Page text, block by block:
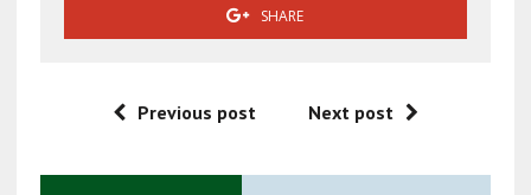
SHARE
Previous post Next post